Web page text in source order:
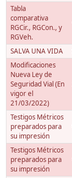
Tabla
comparativa
RGCir., RGCon., y
RGVeh.
SALVA UNA VIDA
Modificaciones
Nueva Ley de
Seguridad Vial (En
vigor el
21/03/2022)
Testigos Métricos
preparados para
su impresión
Testigos Métricos
preparados para
su impresión